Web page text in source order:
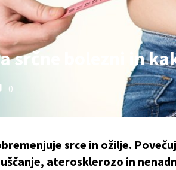
srčne bolezni in
0
srce in ožilje.
aterosklerozo in